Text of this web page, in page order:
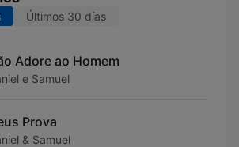
Últimos 30 días
Adore ao Homem
e Samuel
Prova
& Samuel